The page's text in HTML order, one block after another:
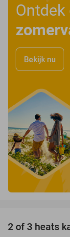
Bekijk nu
2 of 3 heats